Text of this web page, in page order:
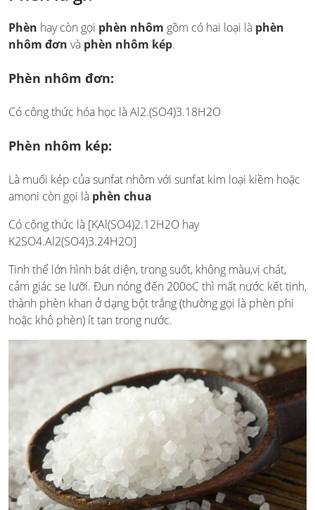
Phèn hay còn gọi phèn nhôm gồm có hai loại là phèn
nhôm đơn và phèn nhôm kép.
Phèn nhôm đơn:
Có công thức hóa học là Al2.(SO­4)3.18H2O
Phèn nhôm kép:
Là muối kép của sunfat nhôm với sunfat kim loại kiềm hoặc
amoni còn gọi là phèn chua
Có công thức là [KAl(SO4)2.12H2O hay
K2SO4.Al2(SO4)3.24H2O]
Tinh thể lớn hình bát diện, trong suốt, không màu,vị chát,
cảm giác se lưỡi. Đun nóng đến 200oC thì mất nước kết tinh,
thành phèn khan ở dạng bột trắng (thường gọi là phèn phi
hoặc khô phèn) ít tan trong nước.